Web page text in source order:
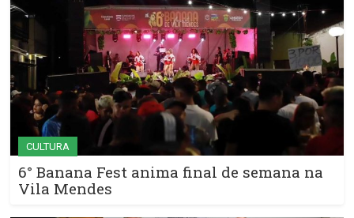
CULTURA
6° Banana Fest anima final de semana na
Vila Mendes